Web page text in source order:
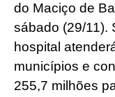
do Maciço de
sábado (29/11).
hospital
municípios e
255,7 milhões